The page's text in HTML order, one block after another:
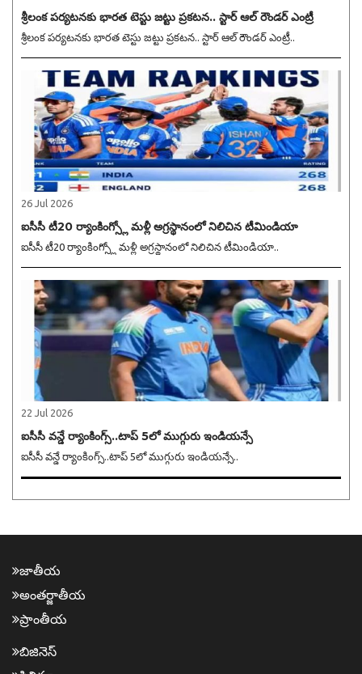
శ్రీలంక పర్యటనకు భారత టెస్టు జట్టు ప్రకటన.. స్టార్ ఆల్ రౌండర్ ఎంట్రీ
శ్రీలంక పర్యటనకు భారత టెస్టు జట్టు ప్రకటన.. స్టార్ ఆల్ రౌండర్ ఎంట్రీ..
26 Jul 2026
ఐసీసీ టీ20 ర్యాంకింగ్స్లో మళ్లీ అగ్రస్థానంలో నిలిచిన టీమిండియా
ఐసీసీ టీ20 ర్యాంకింగ్స్లో మళ్లీ అగ్రస్థానంలో నిలిచిన టీమిండియా..
22 Jul 2026
ఐసీసీ వన్డే ర్యాంకింగ్స్..టాప్ 5లో ముగ్గురు ఇండియన్సే
ఐసీసీ వన్డే ర్యాంకింగ్స్..టాప్ 5లో ముగ్గురు ఇండియన్సే..
జాతీయ
అంత‌ర్జాతీయ
ప్రాంతీయ‌
బిజినెస్